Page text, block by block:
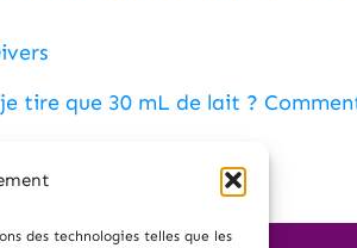
des technologies telles que les
tire que 30 mL de lait ?